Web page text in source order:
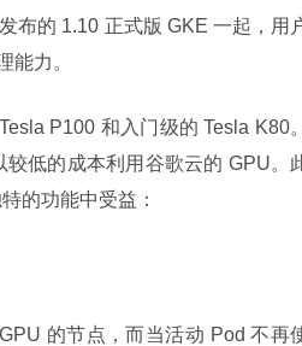
布的 1.10 正式版 GKE 一起，用
能力。
P100 和入门级的 Tesla K80。
较低的成本利用谷歌云的 GPU。
的功能中受益：
的节点，而当活动 Pod 不再